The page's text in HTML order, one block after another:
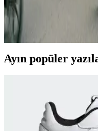
Kadın süet nubuk montlar,
favoriniz olacak. Çok çeşitli
tamamlayan ideal seçimler
Ayın popüler